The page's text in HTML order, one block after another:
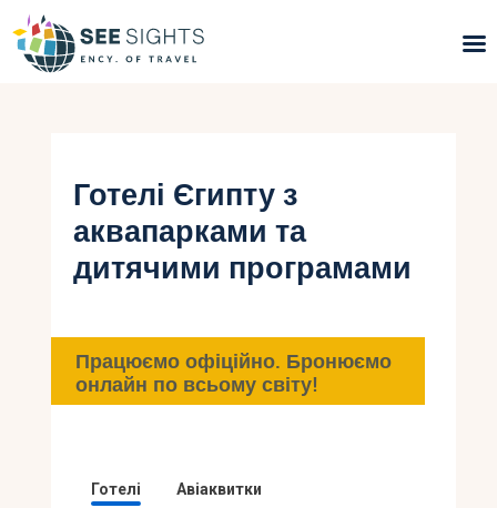
Гарячі тури
Типи Турів
Країни
Інфо
Блог
Готелі Єгипту з
аквапарками та
дитячими програмами
Працюємо офіційно. Бронюємо
онлайн по всьому світу!